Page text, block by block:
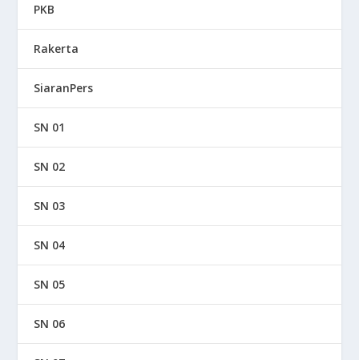
PKB
Rakerta
SiaranPers
SN 01
SN 02
SN 03
SN 04
SN 05
SN 06